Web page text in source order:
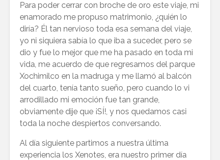
Para poder cerrar con broche de oro este viaje, mi
enamorado me propuso matrimonio, ¿quién lo
diría? Él tan nervioso toda esa semana del viaje,
yo ni siquiera sabía lo que iba a suceder, pero se
dio y fue lo mejor que me ha pasado en toda mi
vida, me acuerdo de que regresamos del parque
Xochimilco en la madruga y me llamó al balcón
del cuarto, tenía tanto sueño, pero cuando lo vi
arrodillado mi emoción fue tan grande,
obviamente dije que ¡SÍ!, y nos quedamos casi
toda la noche despiertos conversando.
Al día siguiente partimos a nuestra última
experiencia los Xenotes, era nuestro primer día